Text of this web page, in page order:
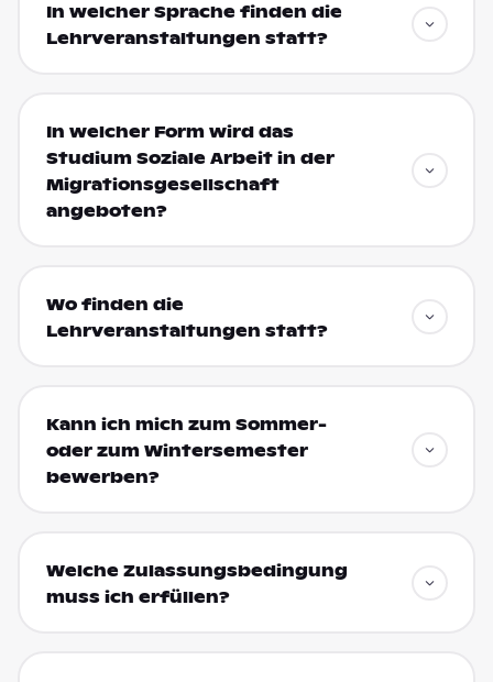
In welcher Sprache finden die
Lehrveranstaltungen statt?
In welcher Form wird das
Studium Soziale Arbeit in der
Migrationsgesellschaft
angeboten?
Wo finden die
Lehrveranstaltungen statt?
Kann ich mich zum Sommer-
oder zum Wintersemester
bewerben?
Welche Zulassungsbedingung
muss ich erfüllen?